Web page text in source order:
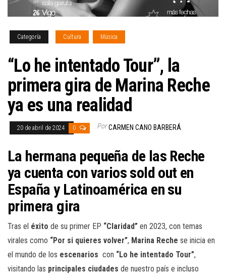
Categoría Cultura Música
“Lo he intentado Tour”, la
primera gira de Marina Reche
ya es una realidad
20 de abril de 2024 0 Por CARMEN CANO BARBERÁ
La hermana pequeña de las Reche
ya cuenta con varios sold out en
España y Latinoamérica en su
primera gira
Tras el éxito de su primer EP “Claridad” en 2023, con temas
virales como “Por si quieres volver”, Marina Reche se inicia en
el mundo de los escenarios con “Lo he intentado Tour”,
visitando las principales ciudades de nuestro país e incluso